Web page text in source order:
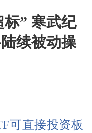
标” 寒武纪
续被动操
可直接投资板